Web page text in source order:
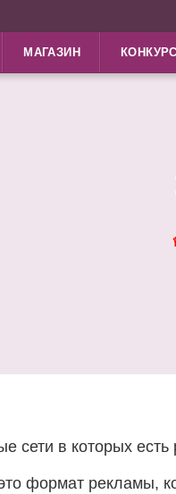
МАГАЗИН
сети в которых
формат рекламы,